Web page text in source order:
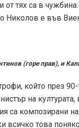
от тях са в
Николов е във
(горе прав), и
който през
на
са композирани
всичко това